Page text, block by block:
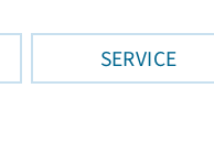
SERVICE